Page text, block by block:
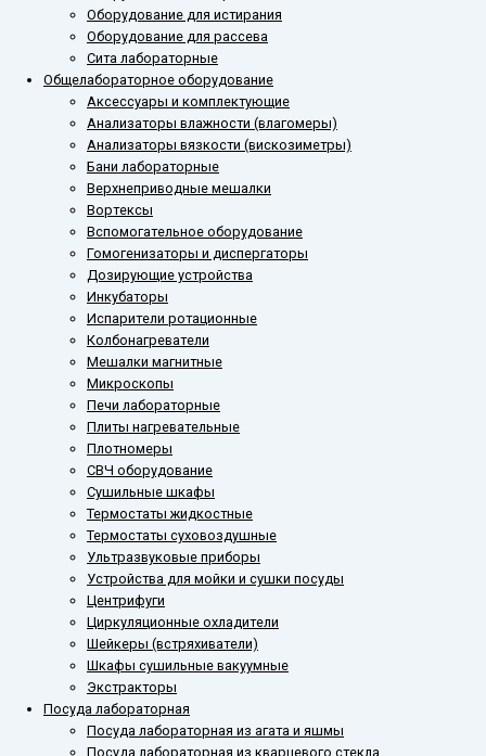
Оборудование для истирания
Оборудование для рассева
Сита лабораторные
Общелабораторное оборудование
Аксессуары и комплектующие
Анализаторы влажности (влагомеры)
Анализаторы вязкости (вискозиметры)
Бани лабораторные
Верхнеприводные мешалки
Вортексы
Вспомогательное оборудование
Гомогенизаторы и диспергаторы
Дозирующие устройства
Инкубаторы
Испарители ротационные
Колбонагреватели
Мешалки магнитные
Микроскопы
Печи лабораторные
Плиты нагревательные
Плотномеры
СВЧ оборудование
Сушильные шкафы
Термостаты жидкостные
Термостаты суховоздушные
Ультразвуковые приборы
Устройства для мойки и сушки посуды
Центрифуги
Циркуляционные охладители
Шейкеры (встряхиватели)
Шкафы сушильные вакуумные
Экстракторы
Посуда лабораторная
Посуда лабораторная из агата и яшмы
Посуда лабораторная из кварцевого стекла